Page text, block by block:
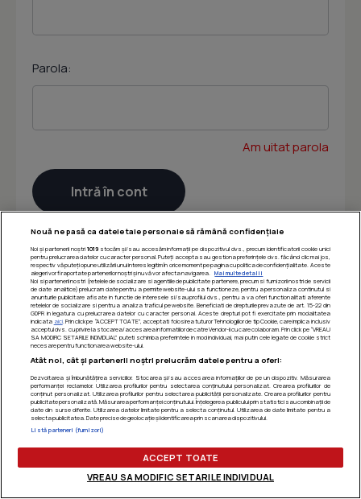
Parola:
Am uitat parola
Nouă ne pasă ca datele tale personale să rămână confidențiale
Noi și partenerii noștri 1019stocăm și/sau accesăm informații pe dispozitivul dvs., precum identificatorii cookie unici
pentru prelucrarea datelor cu caracter personal. Puteți accepta sau gestiona preferințele dvs. făcând clic mai jos,
respectiv vă puteți opune utilizării unui interes legitim în orice moment pe pagina cu politica de confidențialitate. Aceste
alegeri vor fi raportate partenerilor noștri și nu vă vor afecta navigarea.
Mai multe detalii
Noi si partenerii nostri (retelele de socializare si agentiile de publicitate partenere, precum si furnizorii nostri de servicii
de date analitice) prelucram date pentru a permite website-ului sa functioneze, pentru a personaliza continutul si
anunturile publicitare afisate in functie de interesele si/sau profilul dvs., pentru a va oferi functionalitati aferente
retelelor de socializare si pentru a analiza traficul pe website. Beneficiati de drepturile prevazute de art. 15-22 din
GDPR in legatura cu prelucrarea datelor cu caracter personal. Aceste drepturi pot fi exercitate prin modalitatea
indicata aici. Prin click pe “ACCEPT TOATE”, acceptati folosirea tuturor Tehnologiilor de tip Cookie, care implica inclusiv
acceptul dvs. cu privire la stocarea/accesarea informatiilor de catre Vendor-ii cu care colaboram. Prin click pe “VREAU
SA MODIFIC SETARILE INDIVIDUAL” puteti schimba preferintele in mod individual, mai putin cele legate de cookie strict
necesare pentru functionarea website-ului.
Atât noi, cât și partenerii noștri prelucrăm datele pentru a oferi:
Dezvoltarea și îmbunătățirea serviciilor. Stocarea și/sau accesarea informațiilor de pe un dispozitiv. Măsurarea
performanței reclamelor. Utilizarea profilurilor pentru selectarea conținutului personalizat. Crearea profilurilor de
conținut personalizat. Utilizarea profilurilor pentru selectarea publicității personalizate. Crearea profilurilor pentru
publicitate personalizată. Măsurarea performanței conținutului. Înțelegerea publicului prin statistici sau combinații de
date din surse diferite. Utilizarea datelor limitate pentru a selecta conținutul. Utilizarea de date limitate pentru a
selecta publicitatea. Date precise de geolocație și identificarea prin scanarea dispozitivului.
Listă parteneri (furnizori)
ACCEPT TOATE
VREAU SA MODIFIC SETARILE INDIVIDUAL